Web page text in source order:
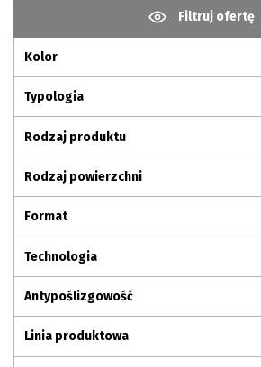
Filtruj ofertę
Kolor
Typologia
Rodzaj produktu
Rodzaj powierzchni
Format
Technologia
Antypoślizgowość
Linia produktowa
Gdzie
Pliki do
Pytania
Kariera
Kontakt
Komunikacja